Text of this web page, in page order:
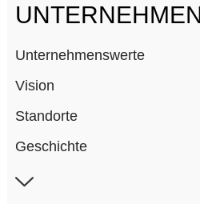
Unternehmenswerte
Vision
Standorte
Geschichte
Mitgliedschaften